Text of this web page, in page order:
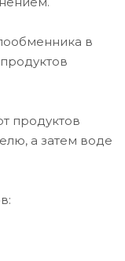
в
продуктов
а затем воде